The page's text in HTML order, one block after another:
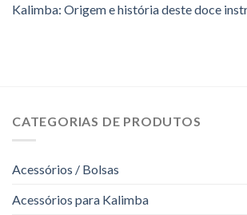
Kalimba: Origem e história deste doce
CATEGORIAS DE PRODUTOS
Acessórios / Bolsas
Acessórios para Kalimba